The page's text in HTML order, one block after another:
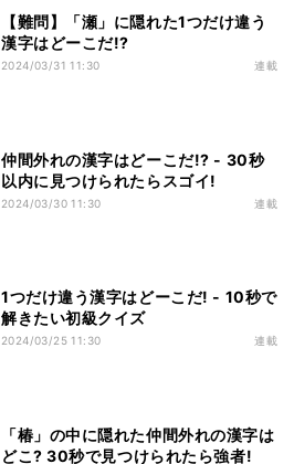
【難問】「瀬」に隠れた1つだけ違う
漢字はどーこだ!?
2024/03/31 11:30 連載
仲間外れの漢字はどーこだ!? - 30秒
以内に見つけられたらスゴイ!
2024/03/30 11:30 連載
1つだけ違う漢字はどーこだ! - 10秒で
解きたい初級クイズ
2024/03/25 11:30 連載
「椿」の中に隠れた仲間外れの漢字は
どこ? 30秒で見つけられたら強者!